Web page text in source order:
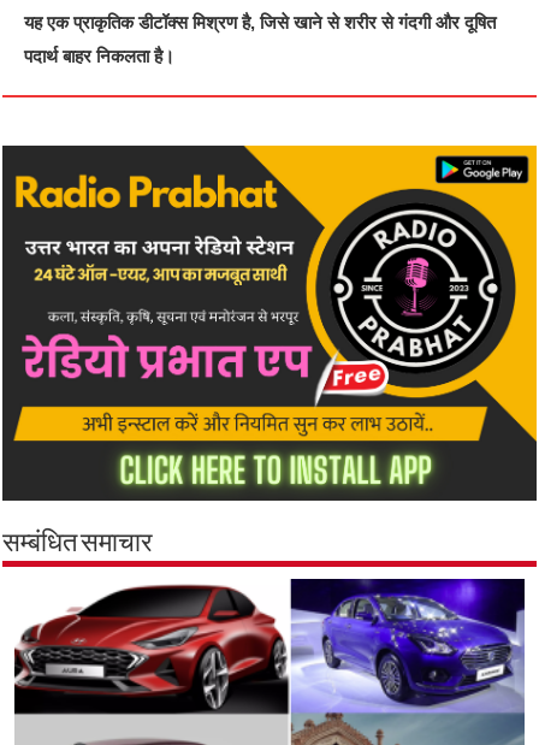
यह एक प्राकृतिक डीटॉक्‍स मिश्रण है, जिसे खाने से शरीर से गंदगी और दूषित
पदार्थ बाहर निकलता है।
सम्बंधित समाचार